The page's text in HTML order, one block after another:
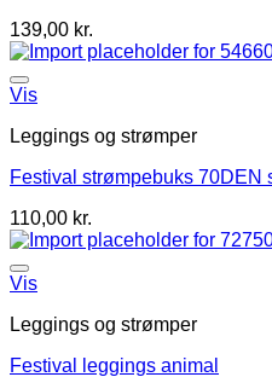
139,00 kr.
Vis
Leggings og strømper
Festival strømpebuks 70DEN
110,00 kr.
Vis
Leggings og strømper
Festival leggings animal